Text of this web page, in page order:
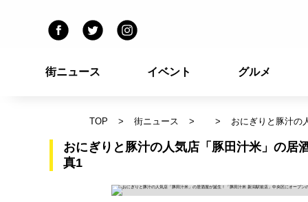
街ニュース イベント グルメ
TOP 街ニュース おにぎりと豚汁の
おにぎりと豚汁の人気店「豚田汁米」の居
真1